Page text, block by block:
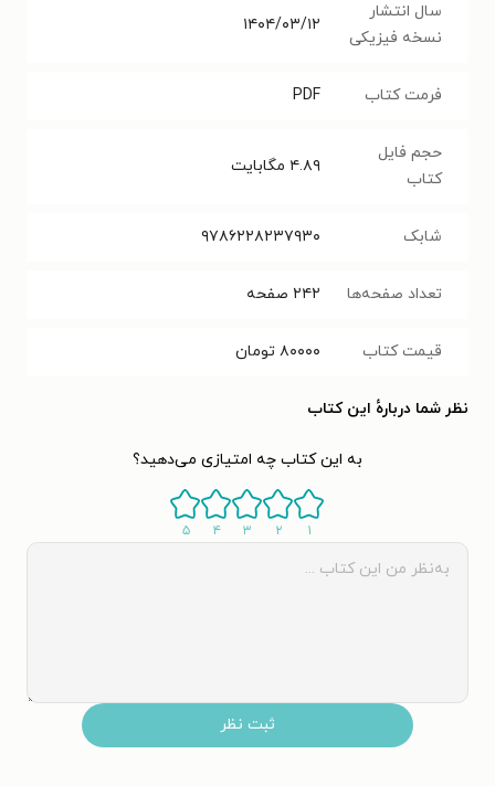
سال انتشار
نسخه فیزیکی
۱۴۰۴/۰۳/۱۲
فرمت کتاب PDF
حجم فایل
کتاب
۴.۸۹ مگابایت
شابک ۹۷۸۶۲۲۸۲۳۷۹۳۰
تعداد صفحه‌ها ۲۴۲ صفحه
قیمت کتاب ۸۰۰۰۰ تومان
نظر شما دربارهٔ این کتاب
به این کتاب چه امتیازی می‌دهید؟
۱ ۲ ۳ ۴ ۵
ثبت نظر